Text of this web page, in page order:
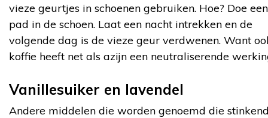
vieze geurtjes in schoenen gebruiken. Hoe? Doe een
pad in de schoen. Laat een nacht intrekken en de
volgende dag is de vieze geur verdwenen. Want
koffie heeft net als azijn een neutraliserende
Vanillesuiker en lavendel
Andere middelen die worden genoemd die